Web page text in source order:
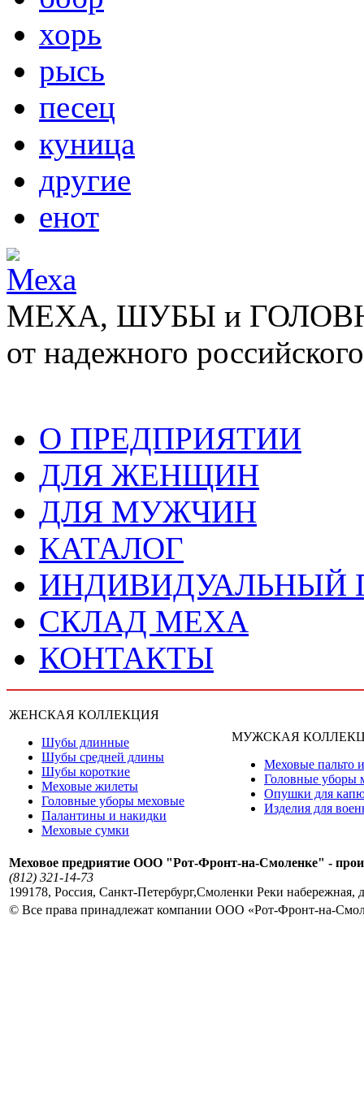
хорь
рысь
песец
куница
другие
енот
МЕХА, ШУБЫ и
от надежного
О ПРЕДПРИЯТИИ
ДЛЯ ЖЕНЩИН
ДЛЯ МУЖЧИН
КАТАЛОГ
ИНДИВИДУАЛЬНЫЙ
СКЛАД МЕХА
КОНТАКТЫ
ЖЕНСКАЯ КОЛЛЕКЦИЯ
Шубы длинные
Шубы средней длины
Шубы короткие
Меховые жилеты
Головные уборы меховые
Палантины и накидки
Меховые сумки
МУЖСКАЯ
Меховые пальто
Головные уборы
Опушки для
Изделия для
Меховое предриятие ООО "Рот-Фронт-на-Смоленке" -
(812) 321-14-73
199178, Россия, Санкт-Петербург,Смоленки Реки набережная,
© Все права принадлежат компании ООО «Рот-Фронт-на-